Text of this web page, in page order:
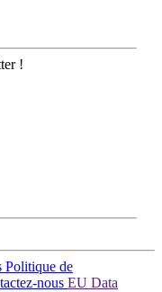
!
Politique de
nous EU Data